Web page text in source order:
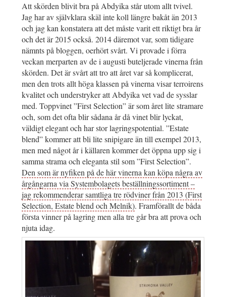
Att skörden blivit bra på Abdyika står utom allt tvivel.
Jag har av självklara skäl inte koll längre bakåt än 2013
och jag kan konstatera att det måste varit ett riktigt bra år
och det är 2015 också. 2014 däremot var, som tidigare
nämnts på bloggen, oerhört svårt. Vi provade i förra
veckan merparten av de i augusti buteljerade vinerna från
skörden. Det är svårt att tro att året var så komplicerat,
men den trots allt höga klassen på vinerna visar terroirens
kvalitet och understryker att Abdyika vet vad de sysslar
med. Toppvinet ”First Selection” är som året lite stramare
och, som det ofta blir sådana år då vinet blir lyckat,
väldigt elegant och har stor lagringspotential. ”Estate
blend” kommer att bli lite snipigare än till exempel 2013,
men med något år i källaren kommer det öppna upp sig i
samma strama och eleganta stil som ”First Selection”.
Den som är nyfiken på de här vinerna kan köpa några av
årgångarna via Systembolagets beställningssortiment –
jag rekommenderar samtliga tre rödviner från 2013 (First
Selection, Estate blend och Melnik). Framförallt de båda
första vinner på lagring men alla tre går bra att prova och
njuta idag.